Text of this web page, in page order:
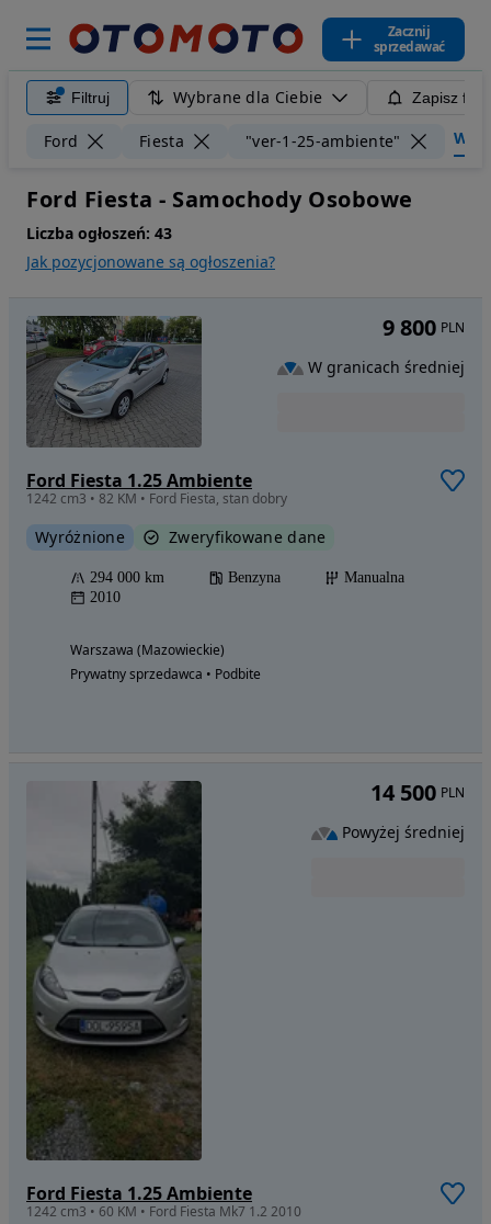
Zacznij
sprzedawać
Filtruj Wybrane dla Ciebie Zapisz
Ford Fiesta "ver-1-25-ambiente"
Ford Fiesta - Samochody Osobowe
Liczba ogłoszeń: 43
Jak pozycjonowane są ogłoszenia?
Ford Fiesta 1.25 Ambiente
1242 cm3 • 82 KM • Ford Fiesta, stan dobry
Wyróżnione Zweryfikowane dane
294 000 km Benzyna
Manualna
2010
Warszawa (Mazowieckie)
Prywatny sprzedawca • Podbite
9 800 PLN
W granicach średniej
Ford Fiesta 1.25 Ambiente
1242 cm3 • 60 KM • Ford Fiesta Mk7 1.2 2010
14 500 PLN
Powyżej średniej